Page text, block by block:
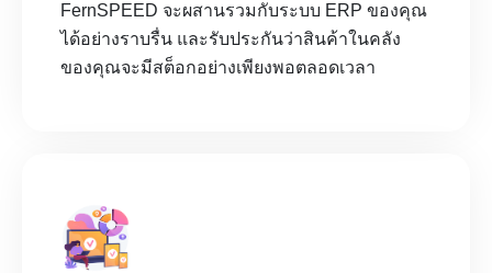
FernSPEED จะผสานรวมกับระบบ ERP ของคุณ
ได้อย่างราบรื่น และรับประกันว่าสินค้าในคลัง
ของคุณจะมีสต็อกอย่างเพียงพอตลอดเวลา